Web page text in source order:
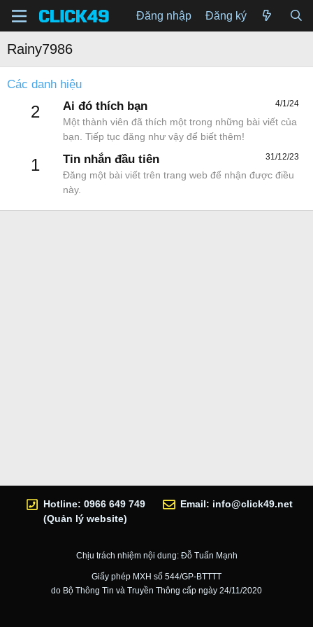
Đăng nhập Đăng ký
Rainy7986
Các danh hiệu
2 4/1/24
Ai đó thích bạn
Một thành viên đã thích một trong những bài viết của
bạn. Tiếp tục đăng như vậy để biết thêm!
1 31/12/23
Tin nhắn đầu tiên
Đăng một bài viết trên trang web để nhận được điều
này.
Hotline: 0966 649 749
(Quản lý website)
Email: info@click49.net
Chịu trách nhiệm nội dung: Đỗ Tuấn Mạnh
Giấy phép MXH số 544/GP-BTTTT
do Bộ Thông Tin và Truyền Thông cấp ngày 24/11/2020